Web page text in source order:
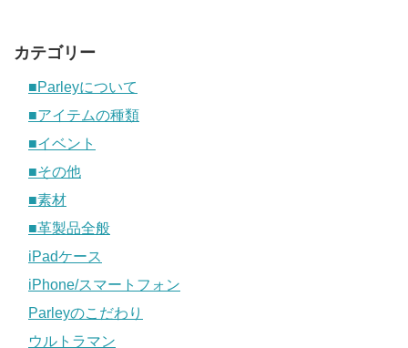
カテゴリー
■Parleyについて
■アイテムの種類
■イベント
■その他
■素材
■革製品全般
iPadケース
iPhone/スマートフォン
Parleyのこだわり
ウルトラマン